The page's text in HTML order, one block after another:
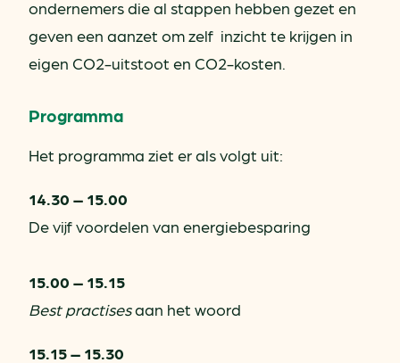
ondernemers die al stappen hebben gezet en
geven een aanzet om zelf inzicht te krijgen in
eigen CO2-uitstoot en CO2-kosten.
Programma
Het programma ziet er als volgt uit:
14.30 – 15.00
De vijf voordelen van energiebesparing
15.00 – 15.15
Best practisesaan het woord
15.15 – 15.30